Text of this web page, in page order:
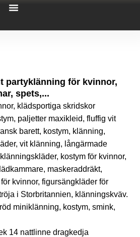
partyklänning för kvinnor,
spets,...
klädsportiga skridskor
paljetter maxikleid, fluffig vit
barett, kostym, klänning,
vit klänning, långärmade
kostym för kvinnor,
maskeraddräkt,
kvinnor, figursängkläder för
i Storbritannien, klänningskväv.
miniklänning, kostym, smink,
14 nattlinne dragkedja